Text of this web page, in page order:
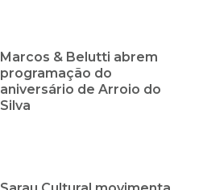
Marcos & Belutti abrem
programação do
aniversário de Arroio do
Silva